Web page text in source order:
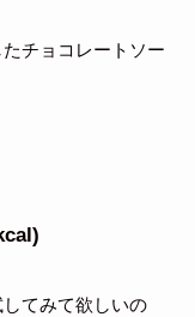
チョコレートソー
てみて欲しいの